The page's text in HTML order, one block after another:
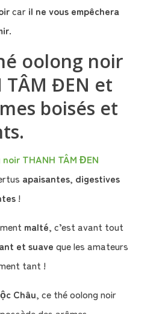
car il ne vous empêchera
.
oolong noir
TÂM ĐEN et
boisés et
THANH TÂM ĐEN
apaisantes, digestives
!
malté, c’est avant tout
et suave que les amateurs
tant !
Châu, ce thé oolong noir